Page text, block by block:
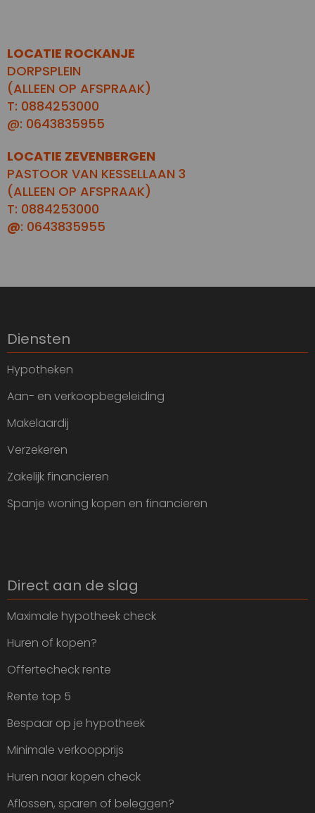
LOCATIE ROCKANJE
DORPSPLEIN
(ALLEEN OP AFSPRAAK)
T: 0884253000
@: 0643835955
LOCATIE ZEVENBERGEN
PASTOOR VAN KESSELLAAN 3
(ALLEEN OP AFSPRAAK)
T: 0884253000
@: 0643835955
Diensten
Hypotheken
Aan- en verkoopbegeleiding
Makelaardij
Verzekeren
Zakelijk financieren
Spanje woning kopen en financieren
Direct aan de slag
Maximale hypotheek check
Huren of kopen?
Offertecheck rente
Rente top 5
Bespaar op je hypotheek
Minimale verkoopprijs
Huren naar kopen check
Aflossen, sparen of beleggen?